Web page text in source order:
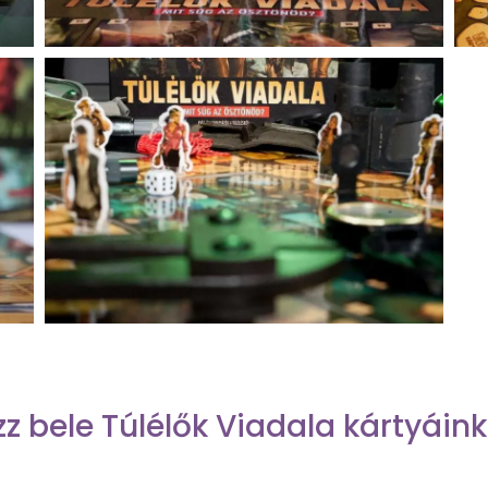
bele Túlélők Viadala